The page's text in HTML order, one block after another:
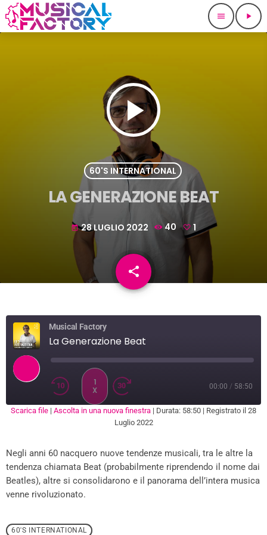
menu play_arrow
play_arrow
60'S INTERNATIONAL
LA GENERAZIONE BEAT
today 28 LUGLIO 2022 40 1
share
email
Musical Factory
La Generazione Beat
1
X
00:00 / 58:50
LINK
EMBED
Scarica file | Ascolta in una nuova finestra | Durata: 58:50 | Registrato il 28
Luglio 2022
Negli anni 60 nacquero nuove tendenze musicali, tra le altre la
tendenza chiamata Beat (probabilmente riprendendo il nome dai
Beatles), altre si consolidarono e il panorama dell’intera musica
venne rivoluzionato.
60'S INTERNATIONAL